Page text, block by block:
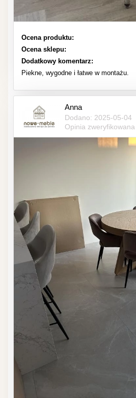
Ocena produktu:
Ocena sklepu:
Dodatkowy komentarz:
Piekne, wygodne i łatwe w montażu.
Anna
Dodano: 2025-05-04
Opinia zweryfikowana